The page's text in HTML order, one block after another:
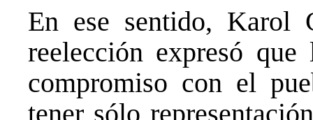
En ese sentido, Karol
reelección expresó
compromiso con el
tener sólo